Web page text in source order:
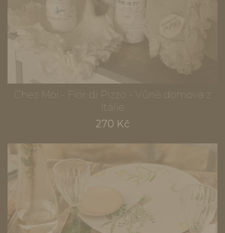
Chez Moi - Fior di Pizzo - Vůně domova z
Itálie
270 Kč